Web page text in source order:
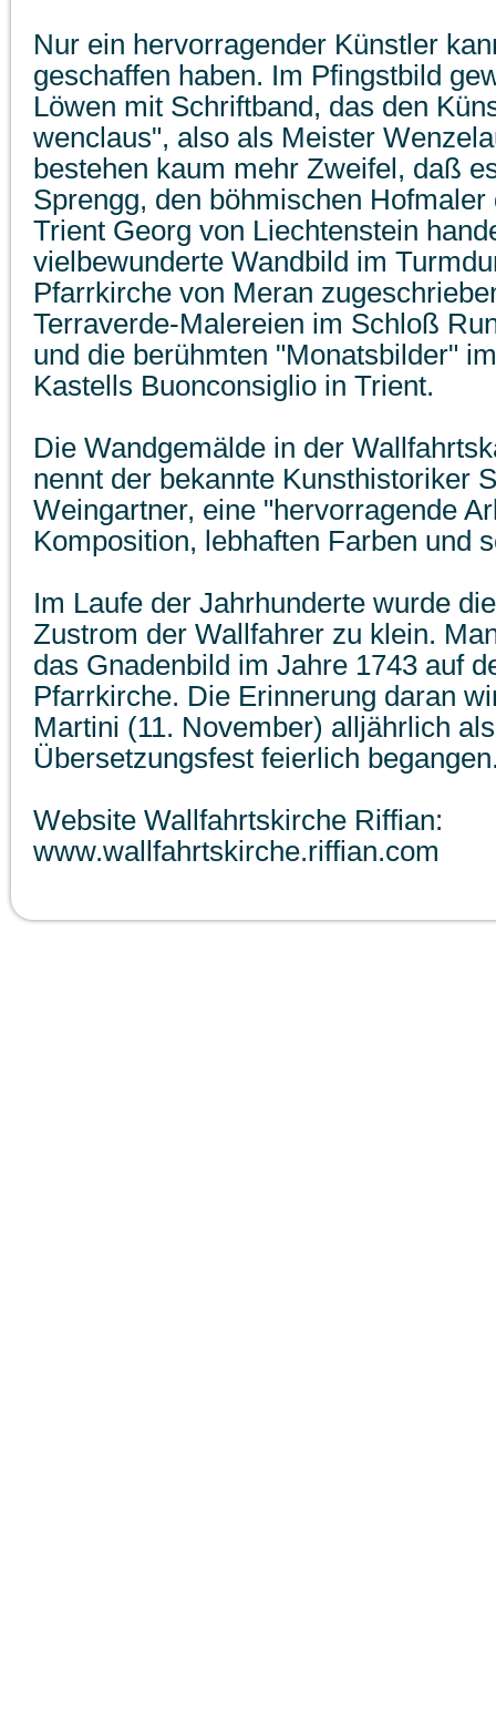
Nur ein hervorragender Künstler
geschaffen haben. Im Pfingstbild
Löwen mit Schriftband, das den
wenclaus", also als Meister
bestehen kaum mehr Zweifel, daß
Sprengg, den böhmischen
Trient Georg von Liechtenstein
vielbewunderte Wandbild im
Pfarrkirche von Meran
Terraverde-Malereien im Schloß
und die berühmten "Monatsbilder"
Kastells Buonconsiglio in Trient.
Die Wandgemälde in der
nennt der bekannte Kunsthistoriker
Weingartner, eine "hervorragende
Komposition, lebhaften Farben und
Im Laufe der Jahrhunderte wurde
Zustrom der Wallfahrer zu klein.
das Gnadenbild im Jahre 1743 auf
Pfarrkirche. Die Erinnerung daran
Martini (11. November) alljährlich
Übersetzungsfest feierlich
Website Wallfahrtskirche Riffian:
www.wallfahrtskirche.riffian.com